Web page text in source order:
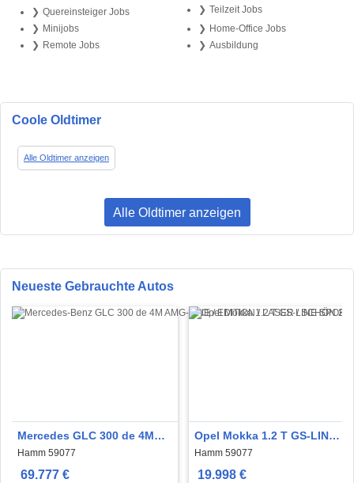
Quereinsteiger Jobs
Teilzeit Jobs
Minijobs
Home-Office Jobs
Remote Jobs
Ausbildung
Coole Oldtimer
Alle Oldtimer anzeigen
Alle Oldtimer anzeigen
Neueste Gebrauchte Autos
Mercedes GLC 300 de 4M
AMG-LINE / EDITION /
LASER / SCHÖN
Hamm 59077
69.777 €
Opel Mokka 1.2 T GS-LINE
SPORT TECH ALL-BLACK
MATRIX
Hamm 59077
19.998 €